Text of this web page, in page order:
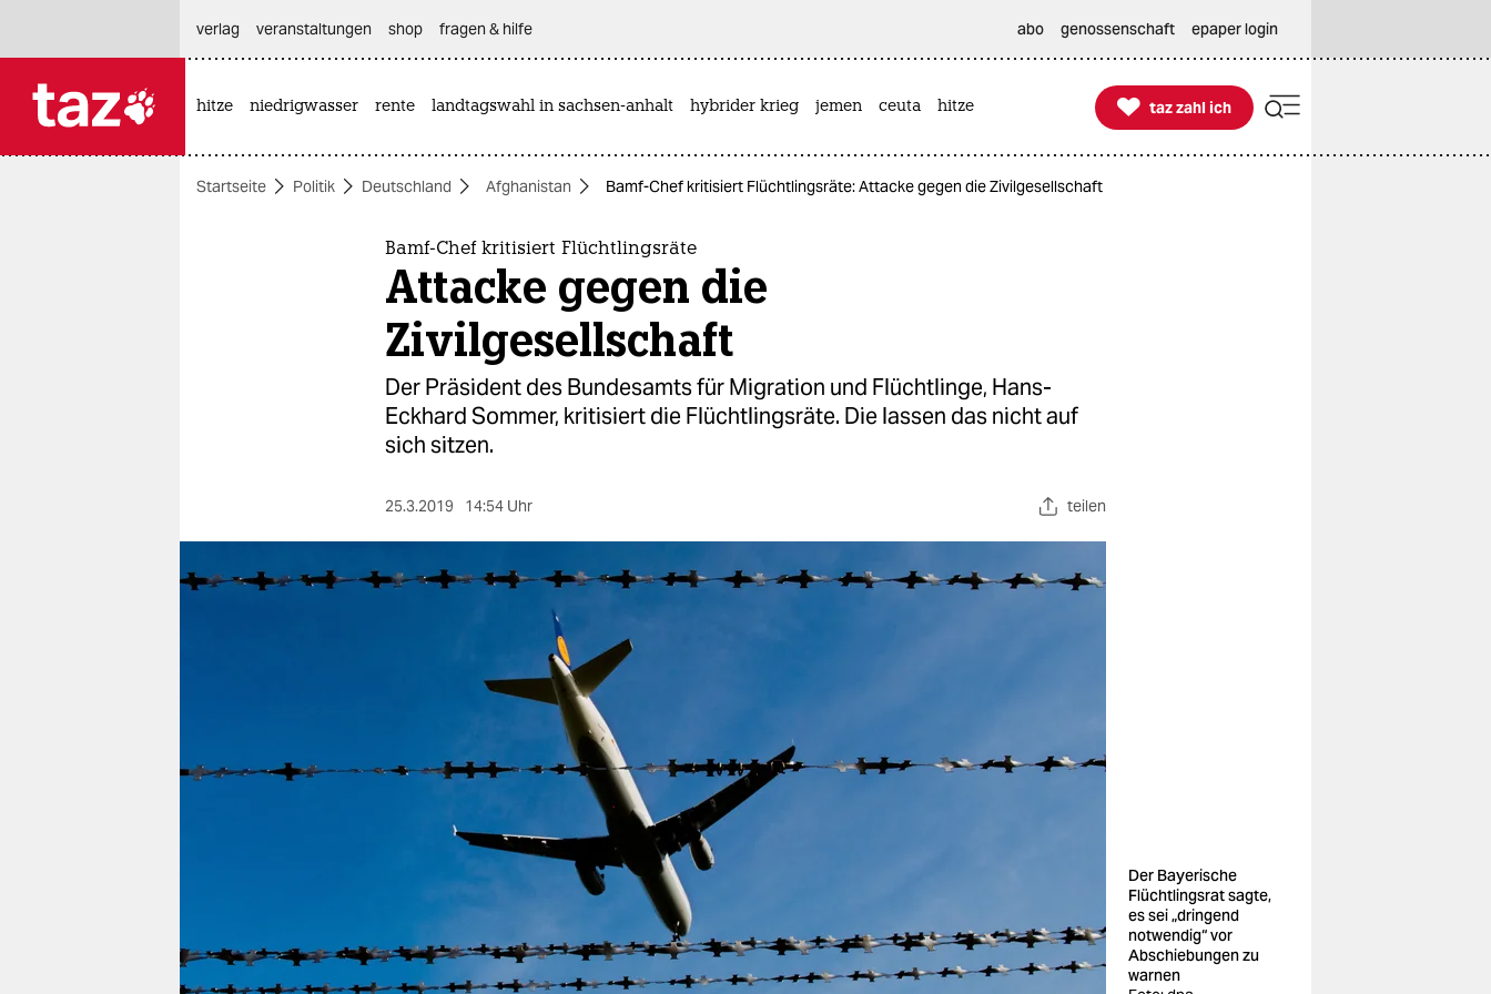
themen
nord
wahrheit
shop
genossenschaft
verlag
veranstaltungen shop fragen & hilfe abo genossenschaft epaper login
hitze niedrigwasser rente landtagswahl in sachsen-anhalt hybrider krieg jemen ceuta hitze 
taz zahl ich
taz zahl ich
Startseite Politik Deutschland Afghanistan Bamf-Chef kritisiert Flüchtlingsräte: Attacke gegen die Zivilgesellschaft
Bamf-Chef kritisiert Flüchtlingsräte
Attacke gegen die
Zivilgesellschaft
Der Präsident des Bundesamts für Migration und Flüchtlinge, Hans-
Eckhard Sommer, kritisiert die Flüchtlingsräte. Die lassen das nicht auf
sich sitzen.
25.3.2019 14:54 Uhr teilen
Der Bayerische
Flüchtlingsrat sagte,
es sei „dringend
notwendig“ vor
Abschiebungen zu
warnen